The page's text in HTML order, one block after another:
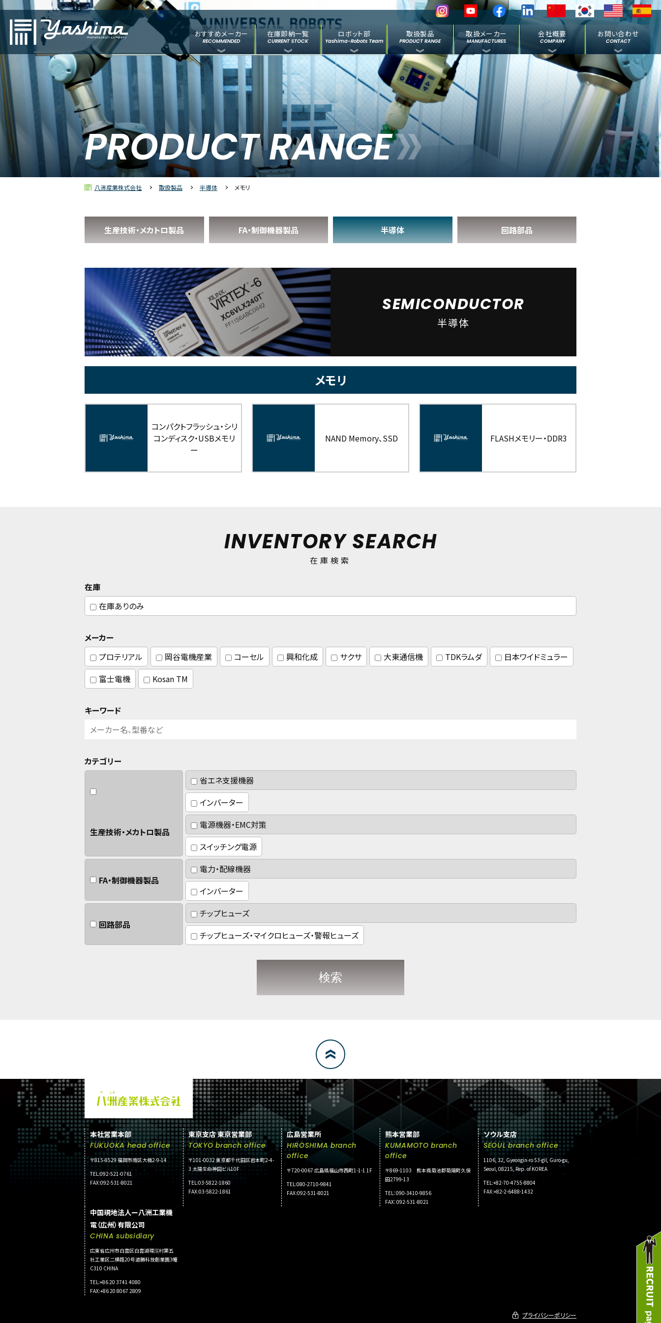
おすすめメーカー
RECOMMENDED
在庫即納一覧
CURRENT STOCK
ロボット部
Yashima-Robots Team
取扱製品
PRODUCT RANGE
取扱メーカー
MANUFACTURES
会社概要
COMPANY
お問い合わせ
CONTACT
PRODUCT RANGE
八洲産業株式会社 取扱製品 半導体 メモリ
生産技術・メカトロ製品 FA・制御機器製品 半導体 回路部品
SEMICONDUCTOR
半導体
メモリ
コンパクトフラッシュ・シリ
コンディスク・USBメモリ
ー
NAND Memory、SSD FLASHメモリー・DDR3
INVENTORY SEARCH
在庫検索
在庫
在庫ありのみ
メーカー
プロテリアル
岡谷電機産業 コーセル 興和化成 サクサ 大東通信機 TDKラムダ
日本ワイドミュラー
富士電機
Kosan TM
キーワード
カテゴリー
生産技術・メカトロ製品
省エネ支援機器
インバーター
電源機器・EMC対策
スイッチング電源
FA・制御機器製品
電力・配線機器
インバーター
回路部品
チップヒューズ
チップヒューズ・マイクロヒューズ・警報ヒューズ
検索
本社営業本部
FUKUOKA head office
〒815-8529 福岡市南区大楠2-9-14
TEL:092-521-0761
FAX:092-531-8021
東京支店 東京営業部
TOKYO branch office
〒101-0032 東京都千代田区岩本町2-4-
3 太陽生命神田ビル10F
TEL:03-5822-1860
FAX:03-5822-1861
広島営業所
HIROSHIMA branch
office
〒720-0067 広島県福山市西町1-1-1 1F
TEL:080-2710-9841
FAX:092-531-8021
熊本営業部
KUMAMOTO branch
office
〒869-1103 熊本県菊池郡菊陽町久保
田2799-13
TEL：090-3410-9856
FAX：092-531-8021
ソウル支店
SEOUL branch office
1106, 32, Gyeongin-ro 53-gil, Guro-gu,
Seoul, 08215, Rep. of KOREA
TEL:+82-70-4755-8804
FAX:+82-2-6488-1432
中国現地法人ー八洲工業機
電（広州）有限公司
CHINA subsidiary
広東省広州市白雲区白雲湖環滘村第五
社工業区二横路20号道勝科技創業園3幢
C310 CHINA
TEL:+86 20 3741 4080
FAX:+86 20 8067 2809
プライバシーポリシー